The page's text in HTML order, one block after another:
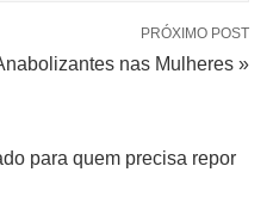
PRÓXIMO POST
nas Mulheres »
para quem precisa repor